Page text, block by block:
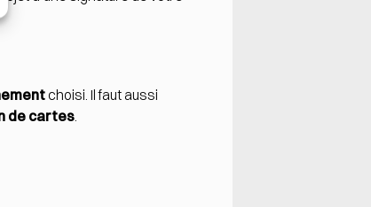
choisi. Il faut aussi
de cartes